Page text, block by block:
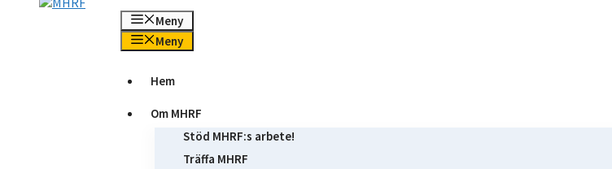
Meny
Meny
Hem
Om MHRF
Stöd MHRF:s arbete!
Träffa MHRF